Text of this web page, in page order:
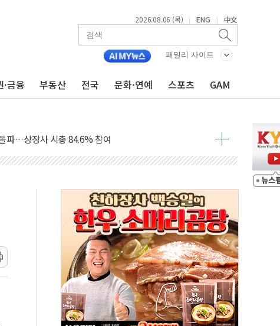
2026.08.06 (목) | ENG | 中文
패밀리 사이트
·금융 부동산 전국 문화·연예 스포츠 GAM
장 위험 예측…안전관리 체계 전면 개편
차 출석…"특검 위법에 단호히 대처할 것"
'부산 동구' 낙점…북항 1단계 재개발 부지에 짓는다
미 공공기관과 KRNA 계약
드 '타임아웃' 런던 품평회 개최
일업 팁스 정책 지정형' 과제 선정
멤버십쇼핑에 K-뷰티 공급
이어 창녕공장 LED 조명 에너지 효율화 사업' 공급계약
투자비용 절감 정책 확대
록체인 특성화 대학 지원사업 수행기업 선정
과 크레온 신규 고객 대상 이벤트 실시
일종목 레버리지 ETF' 관련 피고발
당 롯데백화점 '복합 랜드마크'로 재조성
대 재학생 대상 채용설명회 'KIS Chat in Seoul' 개최